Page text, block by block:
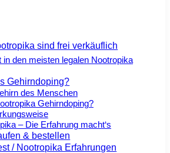
sind frei verkäuflich
in den meisten legalen Nootropika
Gehirndoping?
des Menschen
Gehirndoping?
– Die Erfahrung macht‘s
& bestellen
/ Nootropika Erfahrungen